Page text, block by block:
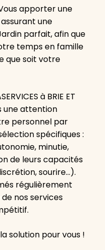
Vous apporter une
une
parfait, afin que
temps en famille
que soit votre
à BRIE ET
une attention
personnel par
spécifiques :
minutie,
de leurs capacités
sourire…).
régulièrement
nos services
la solution pour vous !